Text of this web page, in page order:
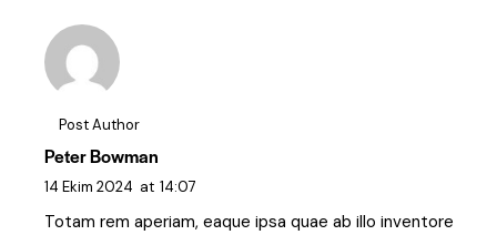
Post Author
Peter Bowman
14 Ekim 2024 at 14:07
Totam rem aperiam, eaque ipsa quae ab illo inventore